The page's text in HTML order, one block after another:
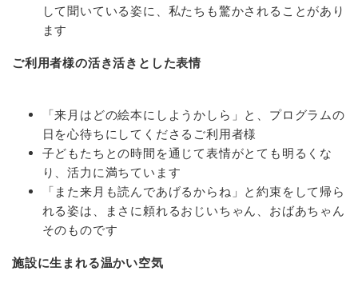
して聞いている姿に、私たちも驚かされることがあり
ます
ご利用者様の活き活きとした表情
「来月はどの絵本にしようかしら」と、プログラムの
日を心待ちにしてくださるご利用者様
子どもたちとの時間を通じて表情がとても明るくな
り、活力に満ちています
「また来月も読んであげるからね」と約束をして帰ら
れる姿は、まさに頼れるおじいちゃん、おばあちゃん
そのものです
施設に生まれる温かい空気